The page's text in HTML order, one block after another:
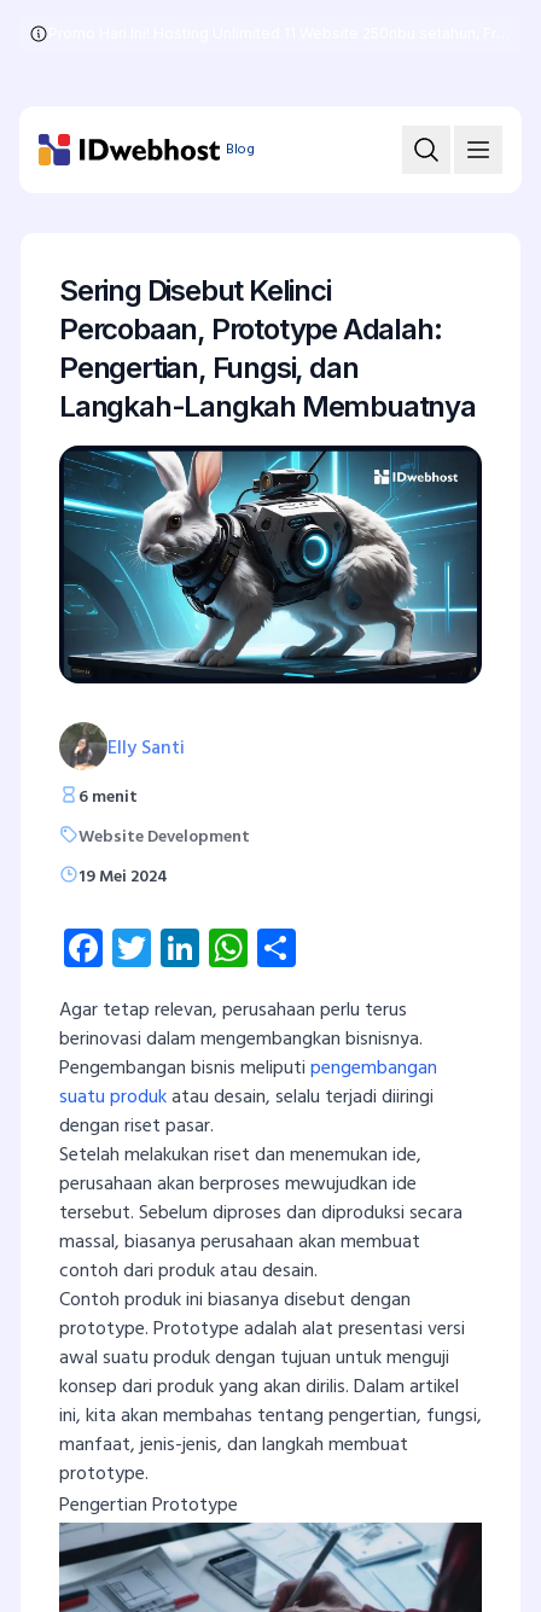
Blog
Sering Disebut Kelinci
Percobaan, Prototype Adalah:
Pengertian, Fungsi, dan
Langkah-Langkah Membuatnya
Elly Santi
6 menit
Website Development
19 Mei 2024
Facebook
Twitter
LinkedInWhatsApp
Agar tetap relevan, perusahaan perlu terus
berinovasi dalam mengembangkan bisnisnya.
Pengembangan bisnis meliputipengembangan
suatu produkatau desain, selalu terjadi diiringi
dengan riset pasar.
Setelah melakukan riset dan menemukan ide,
perusahaan akan berproses mewujudkan ide
tersebut. Sebelum diproses dan diproduksi secara
massal, biasanya perusahaan akan membuat
contoh dari produk atau desain.
Contoh produk ini biasanya disebut dengan
prototype. Prototype adalah alat presentasi versi
awal suatu produk dengan tujuan untuk menguji
konsep dari produk yang akan dirilis. Dalam artikel
ini, kita akan membahas tentang pengertian, fungsi,
manfaat, jenis-jenis, dan langkah membuat
prototype.
Pengertian Prototype